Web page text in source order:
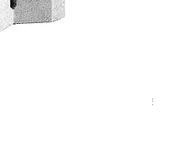
Price